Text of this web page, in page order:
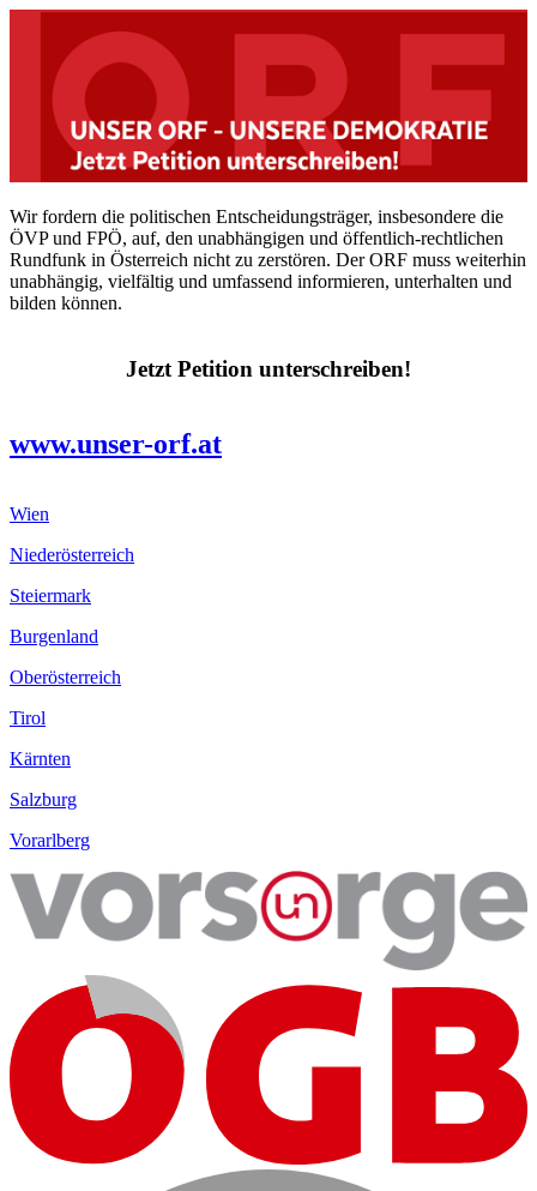
Wir fordern die politischen Entscheidungsträger, insbesondere die
ÖVP und FPÖ, auf, den unabhängigen und öffentlich-rechtlichen
Rundfunk in Österreich nicht zu zerstören. Der ORF muss weiterhin
unabhängig, vielfältig und umfassend informieren, unterhalten und
bilden können.
Jetzt Petition unterschreiben!
www.unser-orf.at
Wien
Niederösterreich
Steiermark
Burgenland
Oberösterreich
Tirol
Kärnten
Salzburg
Vorarlberg